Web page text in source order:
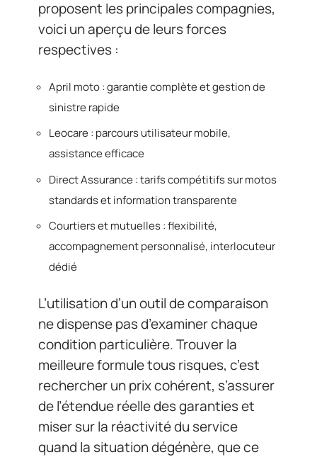
proposent les principales compagnies,
voici un aperçu de leurs forces
respectives :
April moto : garantie complète et gestion de
sinistre rapide
Leocare : parcours utilisateur mobile,
assistance efficace
Direct Assurance : tarifs compétitifs sur motos
standards et information transparente
Courtiers et mutuelles : flexibilité,
accompagnement personnalisé, interlocuteur
dédié
L’utilisation d’un outil de comparaison
ne dispense pas d’examiner chaque
condition particulière. Trouver la
meilleure formule tous risques, c’est
rechercher un prix cohérent, s’assurer
de l’étendue réelle des garanties et
miser sur la réactivité du service
quand la situation dégénère, que ce